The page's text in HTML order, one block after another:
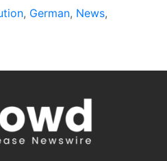
, German, News,